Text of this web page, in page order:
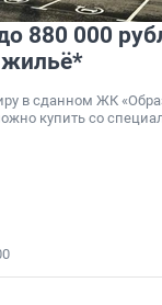
880 000
жильё*
в сданном ЖК
купить со